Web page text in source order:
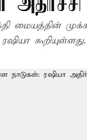
மையத்தின்
கூறியுள்ளது.